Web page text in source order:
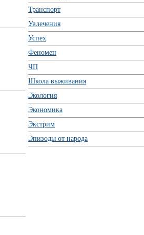
Транспорт
Увлечения
Успех
Феномен
ЧП
Школа выживания
Экология
Экономика
Экстрим
Эпизоды от народа